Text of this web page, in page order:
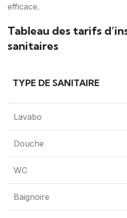
efficace.
Tableau des tarifs
sanitaires
TYPE DE SANITAIRE
Lavabo
Douche
WC
Baignoire